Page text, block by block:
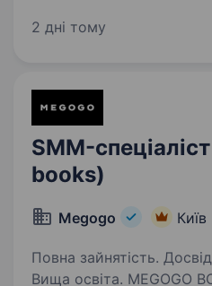
1.7 млн людей у всьому
2 дні тому
SMM-
books)
Megogo Київ
Повна зайнятість.
Вища освіта. MEGOGO BOOKS — українська